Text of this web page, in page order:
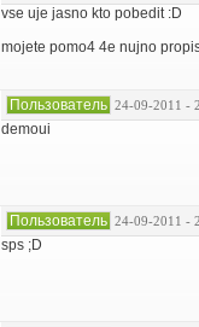
vse uje jasno kto pobedit :D
mojete pomo4 4e nujno
Пользователь 24-09-2011 -
demoui
Пользователь 24-09-2011 -
sps ;D